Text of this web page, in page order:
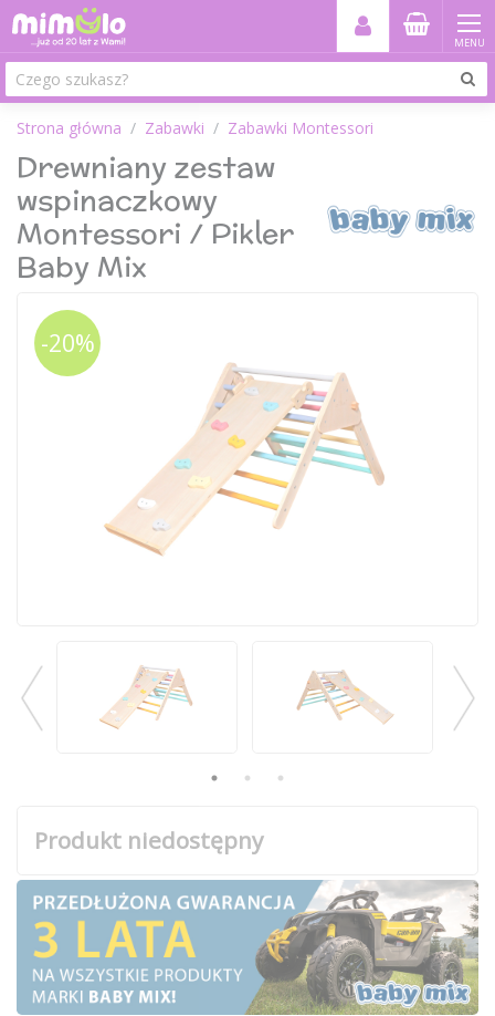
MENU
Strona główna Zabawki Zabawki Montessori
Drewniany zestaw
wspinaczkowy
Montessori / Pikler
Baby Mix
-20%
Produkt niedostępny